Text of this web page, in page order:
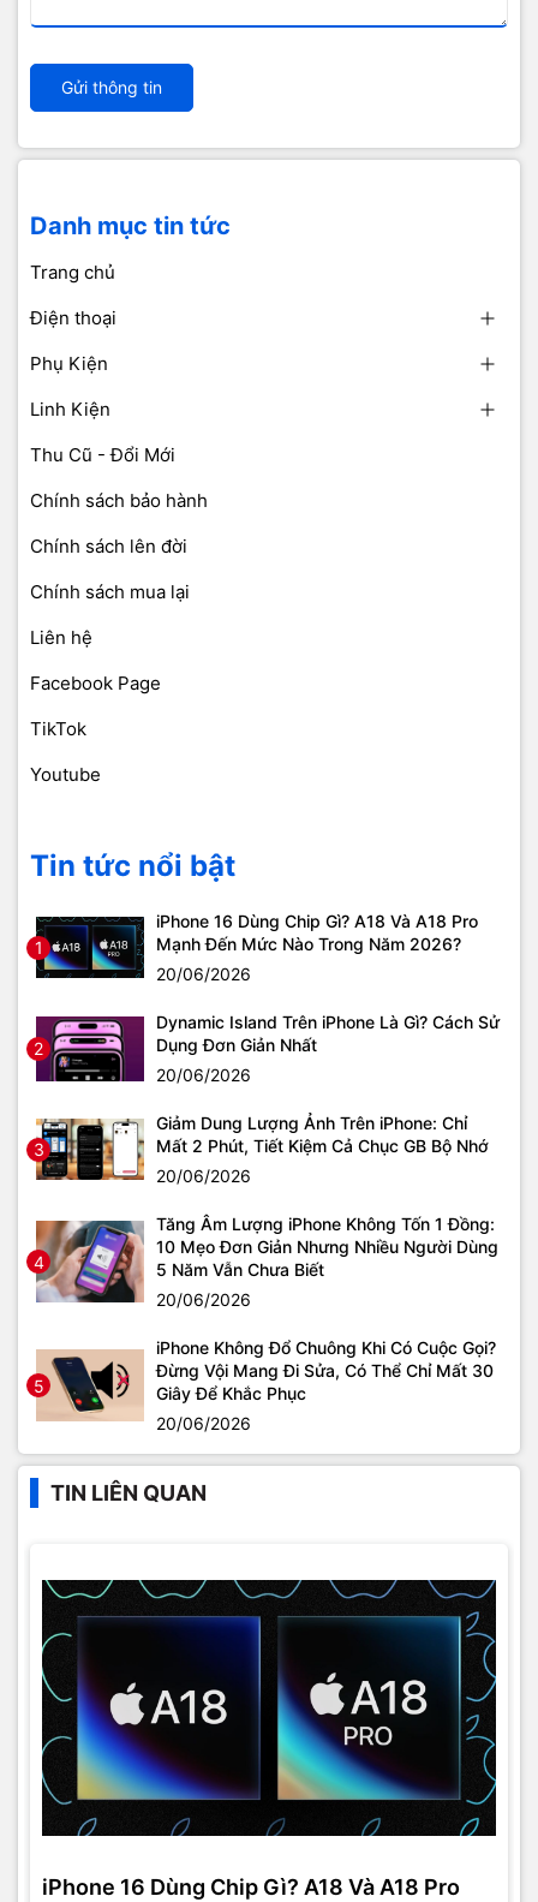
Gửi thông tin
Danh mục tin tức
Trang chủ
Điện thoại
Phụ Kiện
Linh Kiện
Thu Cũ - Đổi Mới
Chính sách bảo hành
Chính sách lên đời
Chính sách mua lại
Liên hệ
Facebook Page
TikTok
Youtube
Tin tức nổi bật
1
iPhone 16 Dùng Chip Gì? A18 Và A18 Pro
Mạnh Đến Mức Nào Trong Năm 2026?
20/06/2026
2
Dynamic Island Trên iPhone Là Gì? Cách Sử
Dụng Đơn Giản Nhất
20/06/2026
3
Giảm Dung Lượng Ảnh Trên iPhone: Chỉ
Mất 2 Phút, Tiết Kiệm Cả Chục GB Bộ Nhớ
20/06/2026
4
Tăng Âm Lượng iPhone Không Tốn 1 Đồng:
10 Mẹo Đơn Giản Nhưng Nhiều Người Dùng
5 Năm Vẫn Chưa Biết
20/06/2026
5
iPhone Không Đổ Chuông Khi Có Cuộc Gọi?
Đừng Vội Mang Đi Sửa, Có Thể Chỉ Mất 30
Giây Để Khắc Phục
20/06/2026
TIN LIÊN QUAN
iPhone 16 Dùng Chip Gì? A18 Và A18 Pro